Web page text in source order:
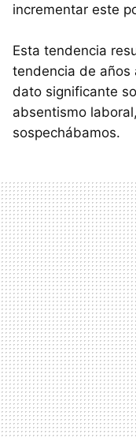
incrementar este
Esta tendencia
tendencia de años
dato significante
absentismo
sospechábamos.